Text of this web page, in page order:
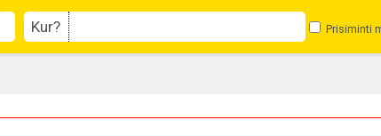
Kur? Prisiminti